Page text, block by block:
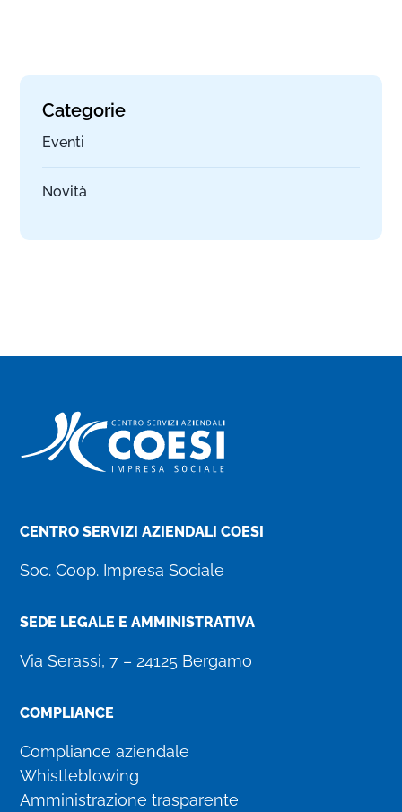
Categorie
Eventi
Novità
CENTRO SERVIZI AZIENDALI COESI
Soc. Coop. Impresa Sociale
SEDE LEGALE E AMMINISTRATIVA
Via Serassi, 7 – 24125 Bergamo
COMPLIANCE
Compliance aziendale
Whistleblowing
Amministrazione trasparente